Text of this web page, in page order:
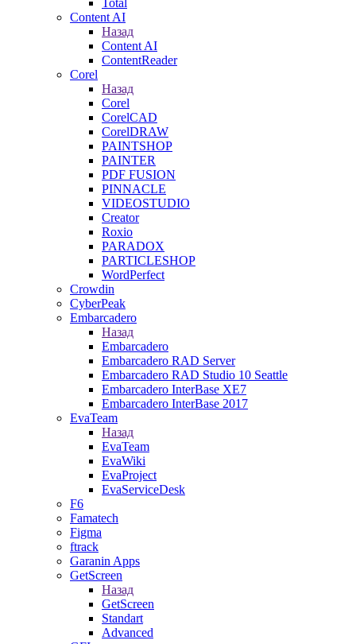
Total
Content AI
Назад
Content AI
ContentReader
Corel
Назад
Corel
CorelCAD
CorelDRAW
PAINTSHOP
PAINTER
PDF FUSION
PINNACLE
VIDEOSTUDIO
Creator
Roxio
PARADOX
PARTICLESHOP
WordPerfect
Crowdin
CyberPeak
Embarcadero
Назад
Embarcadero
Embarcadero RAD Server
Embarcadero RAD Studio 10 Seattle
Embarcadero InterBase XE7
Embarcadero InterBase 2017
EvaTeam
Назад
EvaTeam
EvaWiki
EvaProject
EvaServiceDesk
F6
Famatech
Figma
ftrack
Garanin Apps
GetScreen
Назад
GetScreen
Standart
Advanced